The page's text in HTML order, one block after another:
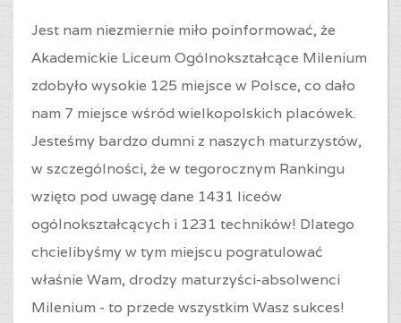
Jest nam niezmiernie miło poinformować, że
Akademickie Liceum Ogólnokształcące Milenium
zdobyło wysokie 125 miejsce w Polsce, co dało
nam 7 miejsce wśród wielkopolskich placówek.
Jesteśmy bardzo dumni z naszych maturzystów,
w szczególności, że w tegorocznym Rankingu
wzięto pod uwagę dane 1431 liceów
ogólnokształcących i 1231 techników! Dlatego
chcielibyśmy w tym miejscu pogratulować
właśnie Wam, drodzy maturzyści-absolwenci
Milenium - to przede wszystkim Wasz sukces!